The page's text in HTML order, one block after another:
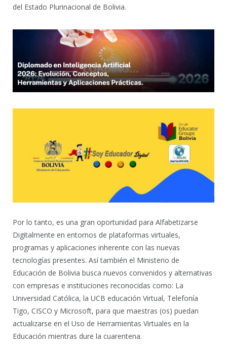
del Estado Plurinacional de Bolivia.
Por lo tanto, es una gran oportunidad para Alfabetizarse
Digitalmente en entornos de plataformas virtuales,
programas y aplicaciones inherente con las nuevas
tecnologías presentes. Así también el Ministerio de
Educación de Bolivia busca nuevos convenidos y alternativas
con empresas e instituciones reconocidas como: La
Universidad Católica, la UCB educación Virtual, Telefonía
Tigo, CISCO y Microsoft, para que maestras (os) puedan
actualizarse en el Uso de Herramientas Virtuales en la
Educación mientras dure la cuarentena.